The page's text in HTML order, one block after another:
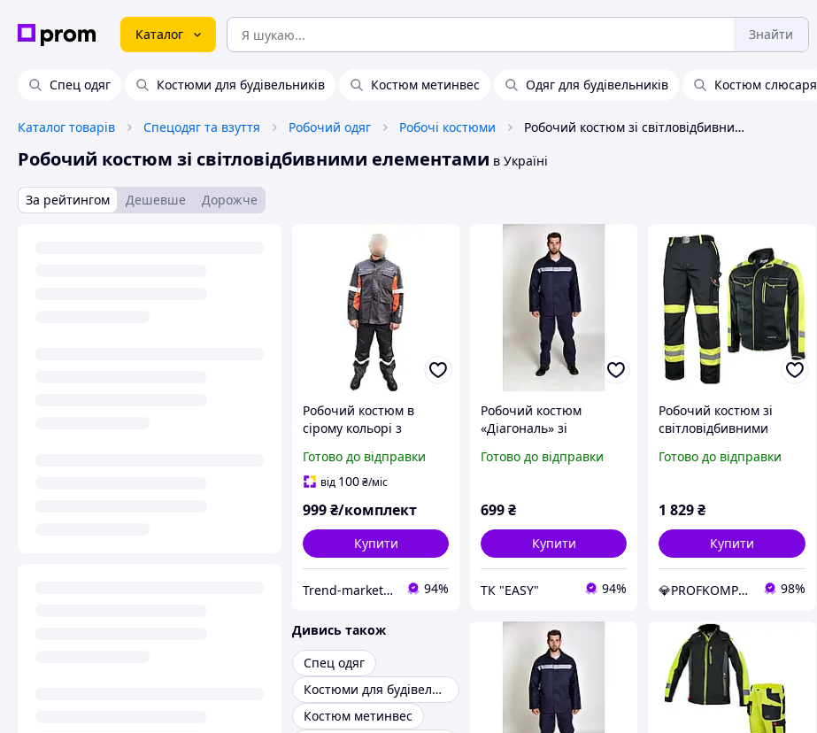
Каталог Знайти
Спец одяг Костюми для будівельників Костюм метинвес Одяг для будівельників Костюм слюсаря
Каталог товарів Спецодяг та взуття Робочий одяг Робочі костюми Робочий костюм зі світловідбивними елементами
Робочий костюм зі світловідбивними елементами в Україні
За рейтингом Дешевше Дорожче
Робочий костюм в
сірому кольорі з
вставками та
світловідбиваючими
Готово до відправки
від 100₴/міс
999₴/комплект
Купити
Trend-market Plus 94%
Робочий костюм
«Діагональ» зі
вставками, спецодяг
Готово до відправки
699₴
Купити
ТК "EASY" 94%
Робочий костюм зі
світловідбивними
спецодяг,уніформа
Готово до відправки
1 829₴
Купити
💎PROFKOMPLEKT💎 НАЙКРАЩИЙ МАГАЗИН ЯКІСНОГО РОБОЧОГО СПЕЦОДЯГУ ТА ВЗУТТЯ 98%
Дивись також
Спец одяг
Костюми для будівельників
Костюм метинвес